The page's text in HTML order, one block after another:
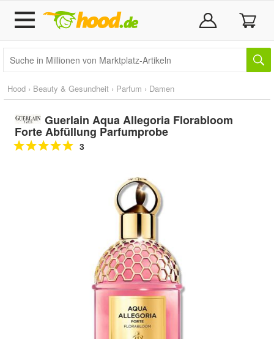
Hood › Beauty & Gesundheit › Parfum › Damen
Guerlain Aqua Allegoria Florabloom
Forte Abfüllung Parfumprobe
3